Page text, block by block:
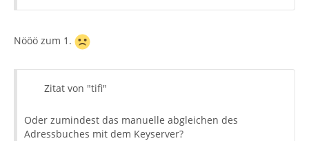
Nööö zum 1.
Zitat von "tifi"
Oder zumindest das manuelle abgleichen des
Adressbuches mit dem Keyserver?